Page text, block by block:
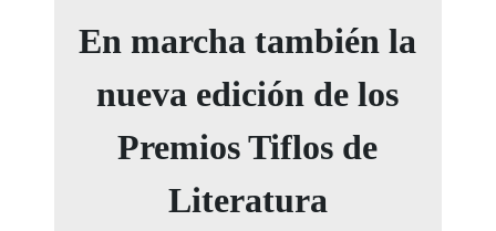
En marcha también la
nueva edición de los
Premios Tiflos de
Literatura